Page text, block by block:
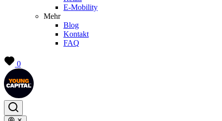
E-Mobility
Mehr
Blog
Kontakt
FAQ
0